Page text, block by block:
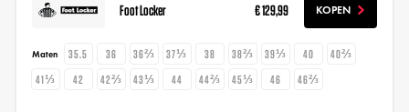
Foot Locker € 129,99 KOPEN
Maten 35.5 36 36⅔ 37⅓ 38 38⅔ 39⅓ 40
40⅔
41⅓
42 42⅔ 43⅓ 44 44⅔ 45⅓ 46 46⅔